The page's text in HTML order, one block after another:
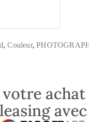
,Couleur,
achat
leasing avec